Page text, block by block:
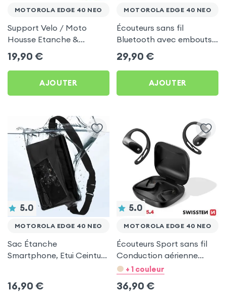
MOTOROLA EDGE 40 NEO
Support Velo / Moto
Housse Etanche &
Tactile, Attache Guidon -
Noir pour Motorola Edge
40 Neo
19,90 €
AJOUTER
MOTOROLA EDGE 40 NEO
Écouteurs sans fil
Bluetooth avec embouts
intra-auriculaires - Blanc
pour Motorola Edge 40
Neo
29,90 €
AJOUTER
5.0
MOTOROLA EDGE 40 NEO
Sac Étanche
Smartphone, Etui Ceinture
Motorola Edge 40 Neo
16,90 €
5.0
MOTOROLA EDGE 40 NEO
Écouteurs Sport sans fil
Conduction aérienne
Swissten Run Noir pour
+ 1 couleur
36,90 €